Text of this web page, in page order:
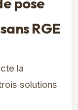
RGE
la
solutions